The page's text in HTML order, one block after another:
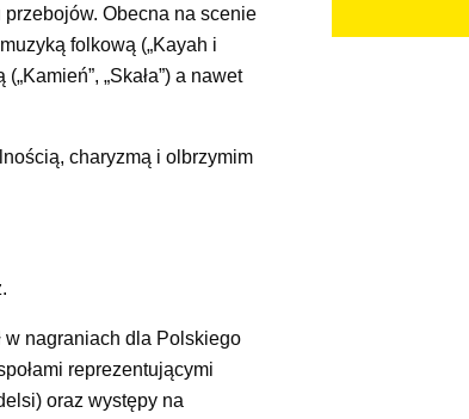
Obecna na scenie
folkową („Kayah i
„Skała”) a nawet
charyzmą i olbrzymim
w nagraniach dla Polskiego
reprezentującymi
oraz występy na